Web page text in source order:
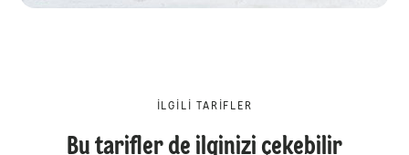
İLGILI TARIFLER
Bu tarifler de ilginizi çekebilir